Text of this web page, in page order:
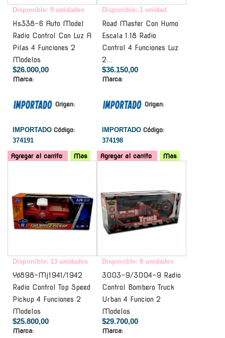
Disponible: 9 unidades
Hs338-6 Auto Model
Radio Control Con Luz A
Pilas 4 Funciones 2
Modelos
$26.000,00
Marca:
Origen:
IMPORTADO Código:
374191
Agregar al carrito Mas
Disponible: 1 unidad
Road Master Con Humo
Escala 1:18 Radio
Control 4 Funciones Luz
2...
$36.150,00
Marca:
Origen:
IMPORTADO Código:
374198
Agregar al carrito
Mas
Disponible: 13 unidades
Yd898-Mj1941/1942
Radio Control Top Speed
Pickup 4 Funciones 2
Modelos
$25.800,00
Marca:
Disponible: 8 unidades
3003-9/3004-9 Radio
Control Bombero Truck
Urban 4 Funcion 2
Modelos
$29.700,00
Marca: